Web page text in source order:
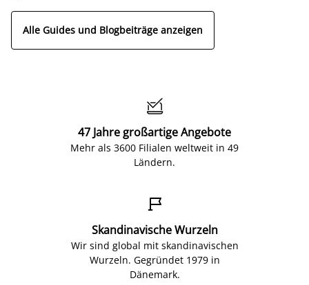
Alle Guides und Blogbeiträge anzeigen

47 Jahre großartige Angebote
Mehr als 3600 Filialen weltweit in 49
Ländern.

Skandinavische Wurzeln
Wir sind global mit skandinavischen
Wurzeln. Gegründet 1979 in
Dänemark.